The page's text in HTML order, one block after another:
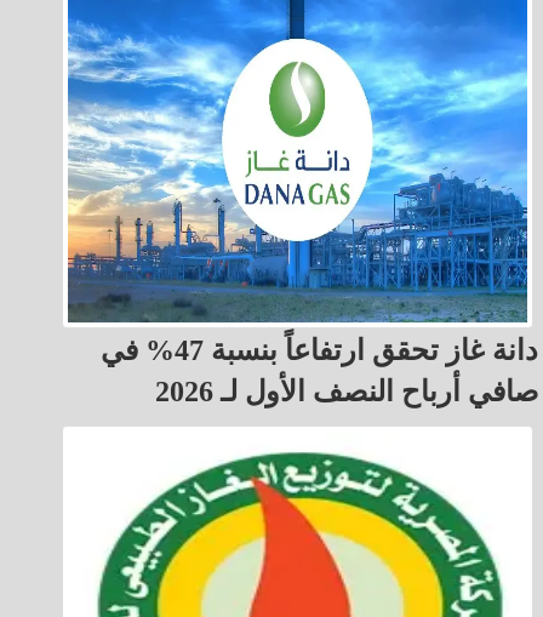
دانة غاز تحقق ارتفاعاً بنسبة 47% في
صافي أرباح النصف الأول لـ 2026